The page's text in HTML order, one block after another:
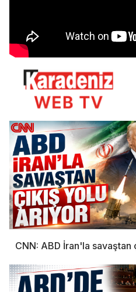
CNN: ABD İran'la savaştan